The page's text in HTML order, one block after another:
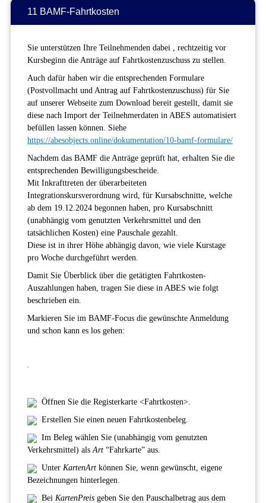
11 BAMF-Fahrtkosten
Sie unterstützen Ihre Teilnehmenden dabei , rechtzeitig vor
Kursbeginn die Anträge auf Fahrtkostenzuschuss zu stellen.
Auch dafür haben wir die entsprechenden Formulare
(Postvollmacht und Antrag auf Fahrtkostenzuschuss) für Sie
auf unserer Webseite zum Download bereit gestellt, damit sie
diese nach Import der Teilnehmerdaten in ABES automatisiert
befüllen lassen können. Siehe
https://abesobjects.online/dokumentation/10-bamf-formulare/
Nachdem das BAMF die Anträge geprüft hat, erhalten Sie die
entsprechenden Bewilligungsbescheide.
Mit Inkrafttreten der überarbeiteten
Integrationskursverordnung wird, für Kursabschnitte, welche
ab dem 19.12.2024 begonnen haben, pro Kursabschnitt
(unabhängig vom genutzten Verkehrsmittel und den
tatsächlichen Kosten) eine Pauschale gezahlt.
Diese ist in ihrer Höhe abhängig davon, wie viele Kurstage
pro Woche durchgeführt werden.
Damit Sie Überblick über die getätigten Fahrtkosten-
Auszahlungen haben, tragen Sie diese in ABES wie folgt
beschrieben ein.
Markieren Sie im BAMF-Focus die gewünschte Anmeldung
und schon kann es los gehen:
Öffnen Sie die Registerkarte <Fahrtkosten>.
Erstellen Sie einen neuen Fahrtkostenbeleg.
Im Beleg wählen Sie (unabhängig vom genutzten
Verkehrsmittel) alsArt “Fahrkarte” aus.
Unter KartenArt können Sie, wenn gewünscht, eigene
Bezeichnungen hinterlegen.
Bei KartenPreis geben Sie den Pauschalbetrag aus dem